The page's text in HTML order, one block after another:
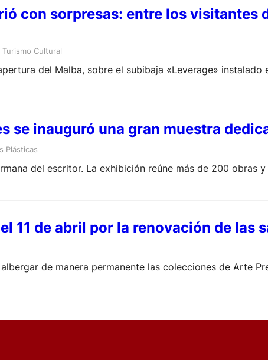
con sorpresas: entre los visitantes
Turismo Cultural
del Malba, sobre el subibaja «Leverage» instalado
se inauguró una gran muestra
Plásticas
del escritor. La exhibición reúne más de 200 obras
11 de abril por la renovación de las
de manera permanente las colecciones de Arte